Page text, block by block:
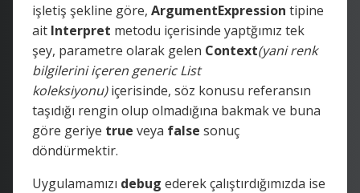
işletiş şekline göre, ArgumentExpression tipine
ait Interpret metodu içerisinde yaptğımız tek
şey, parametre olarak gelen Context(yani renk
bilgilerini içeren generic List
koleksiyonu)içerisinde, söz konusu referansın
taşıdığı rengin olup olmadığına bakmak ve buna
göre geriye true veya false sonuç
döndürmektir.
Uygulamamızı debug ederek çalıştırdığımızda ise